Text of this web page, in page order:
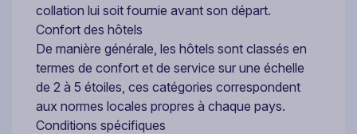
collation lui soit fournie avant son départ.
Confort des hôtels
De manière générale, les hôtels sont classés en
termes de confort et de service sur une échelle
de 2 à 5 étoiles, ces catégories correspondent
aux normes locales propres à chaque pays.
Conditions spécifiques